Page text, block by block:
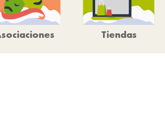
Tiendas